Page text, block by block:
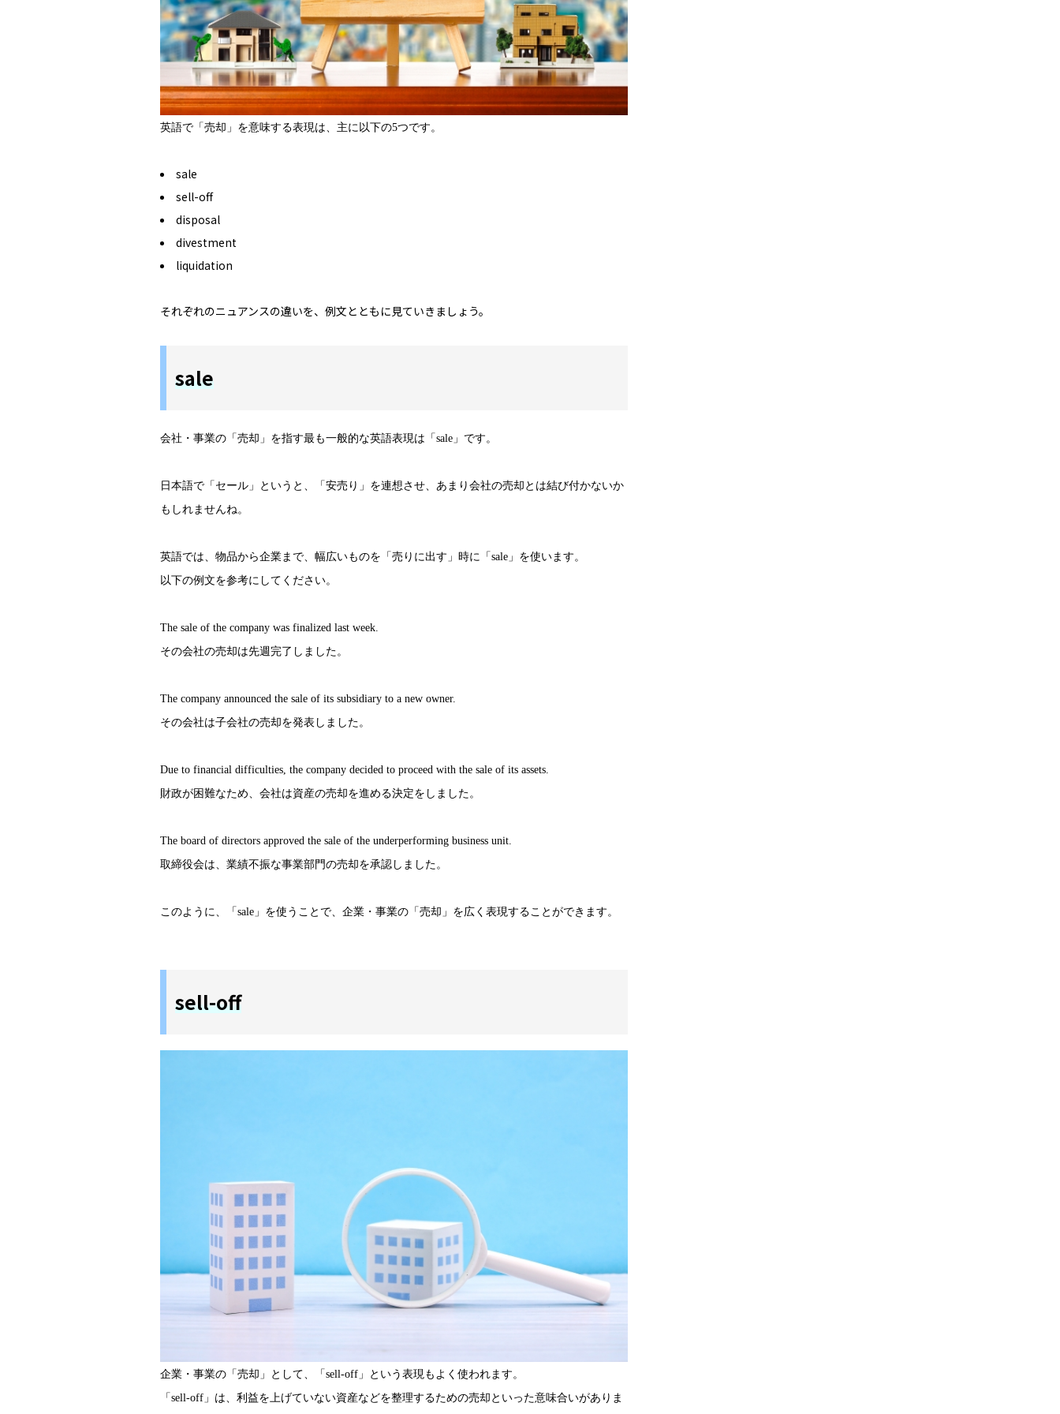
英語で「売却」を意味する表現は、主に以下の5つです。
sale
sell-off
disposal
divestment
liquidation
それぞれのニュアンスの違いを、例文とともに見ていきましょう。
sale
会社・事業の「売却」を指す最も一般的な英語表現は「sale」です。
日本語で「セール」というと、「安売り」を連想させ、あまり会社の売却とは結び付かないか
もしれませんね。
英語では、物品から企業まで、幅広いものを「売りに出す」時に「sale」を使います。
以下の例文を参考にしてください。
The sale of the company was finalized last week.
その会社の売却は先週完了しました。
The company announced the sale of its subsidiary to a new owner.
その会社は子会社の売却を発表しました。
Due to financial difficulties, the company decided to proceed with the sale of its assets.
財政が困難なため、会社は資産の売却を進める決定をしました。
The board of directors approved the sale of the underperforming business unit.
取締役会は、業績不振な事業部門の売却を承認しました。
このように、「sale」を使うことで、企業・事業の「売却」を広く表現することができます。
sell-off
企業・事業の「売却」として、「sell-off」という表現もよく使われます。
「sell-off」は、利益を上げていない資産などを整理するための売却といった意味合いがありま